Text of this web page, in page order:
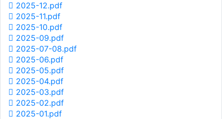
2025-12.pdf
2025-11.pdf
2025-10.pdf
2025-09.pdf
2025-07-08.pdf
2025-06.pdf
2025-05.pdf
2025-04.pdf
2025-03.pdf
2025-02.pdf
2025-01.pdf